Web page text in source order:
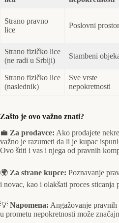
Strano pravno
lice
Poslovni prostor
Strano fizičko lice
(ne radi u Srbiji)
Stambeni
Strano fizičko lice
(naslednik)
Sve vrste
nepokretnosti
Zašto je ovo važno znati?
💼 Za prodavce: Ako prodajete
važno je razumeti da li je kupac
Ovo štiti i vas i njega od pravnih
🌍 Za strane kupce: Poznavanje
i novac, kao i olakšati proces sticanja
💡 Napomena: Angažovanje pravnih
u prometu nepokretnosti može